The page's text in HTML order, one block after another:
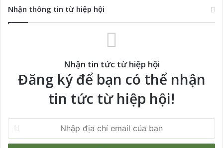
Nhận thông tin từ hiệp hội
Nhận tin tức từ hiệp hội
Đăng ký để bạn có thể nhận
tin tức từ hiệp hội!
địa
chỉ